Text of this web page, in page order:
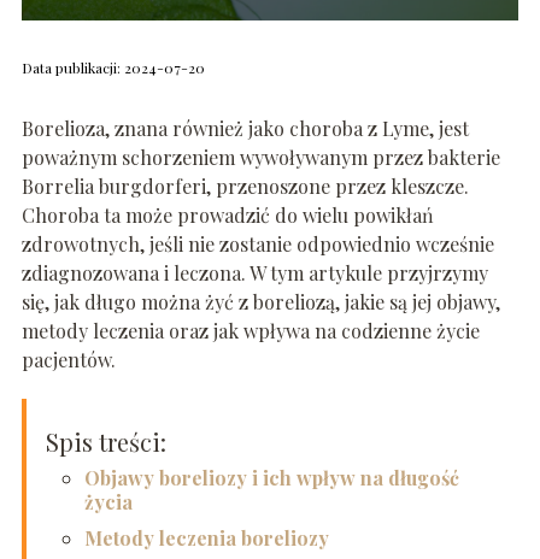
Data publikacji: 2024-07-20
Borelioza, znana również jako choroba z Lyme, jest
poważnym schorzeniem wywoływanym przez bakterie
Borrelia burgdorferi, przenoszone przez kleszcze.
Choroba ta może prowadzić do wielu powikłań
zdrowotnych, jeśli nie zostanie odpowiednio wcześnie
zdiagnozowana i leczona. W tym artykule przyjrzymy
się, jak długo można żyć z boreliozą, jakie są jej objawy,
metody leczenia oraz jak wpływa na codzienne życie
pacjentów.
Spis treści:
Objawy boreliozy i ich wpływ na długość
życia
Metody leczenia boreliozy